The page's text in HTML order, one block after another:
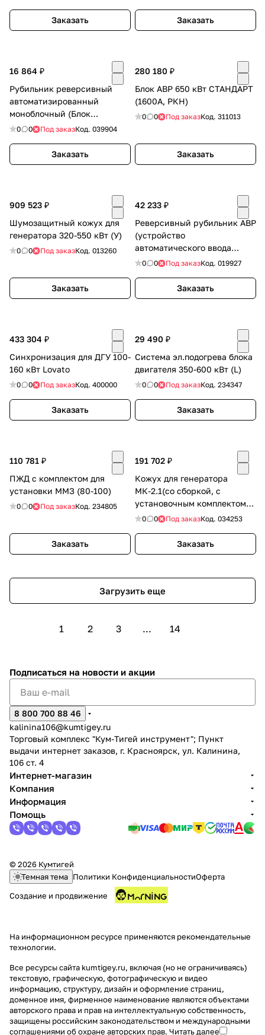
Заказать Заказать
16 864 ₽
Рубильник реверсивный
автоматизированный
моноблочный (Блок
автоматического ввода
0 0 Под заказКод. 039904
Заказать
280 180 ₽
Блок АВР 650 кВт СТАНДАРТ
(1600А, РКН)
0 0 Под заказКод. 311013
Заказать
909 523 ₽
Шумозащитный кожух для
генератора 320-550 кВт (У)
0 0 Под заказКод. 013260
Заказать
42 233 ₽
Реверсивный рубильник АВР
(устройство
автоматического ввода
резерва) SHIQ5-630 4P
0 0 Под заказКод. 019927
Заказать
433 304 ₽
Синхронизация для ДГУ 100-
160 кВт Lovato
0 0 Под заказКод. 400000
Заказать
29 490 ₽
Система эл.подогрева блока
двигателя 350-600 кВт (L)
0 0 Под заказКод. 234347
Заказать
110 781 ₽
ПЖД с комплектом для
установки ММЗ (80-100)
0 0 Под заказКод. 234805
Заказать
191 702 ₽
Кожух для генератора
МК-2.1(со сборкой, с
установочным комплектом
ДГУ)
0 0 Под заказКод. 034253
Заказать
Загрузить еще
1 2 3 ... 14
Подписаться на новости и акции
8 800 700 88 46
kalinina106@kumtigey.ru
Торговый комплекс "Кум-Тигей инструмент"; Пункт
выдачи интернет заказов, г. Красноярск, ул. Калинина,
106 ст. 4
Интернет-магазин
Компания
Информация
Помощь
© 2026 Кумтигей
Темная тема Политики КонфиденциальностиОферта
Создание и продвижение
На информационном ресурсе применяются рекомендательные
технологии.
Все ресурсы сайта kumtigey.ru, включая (но не ограничиваясь)
текстовую, графическую, фотографическую и видео
информацию, структуру, дизайн и оформление страниц,
доменное имя, фирменное наименование являются объектами
авторского права и прав на интеллектуальную собственность,
защищены российским законодательством и международными
соглашениями об охране авторских прав. Читать далее